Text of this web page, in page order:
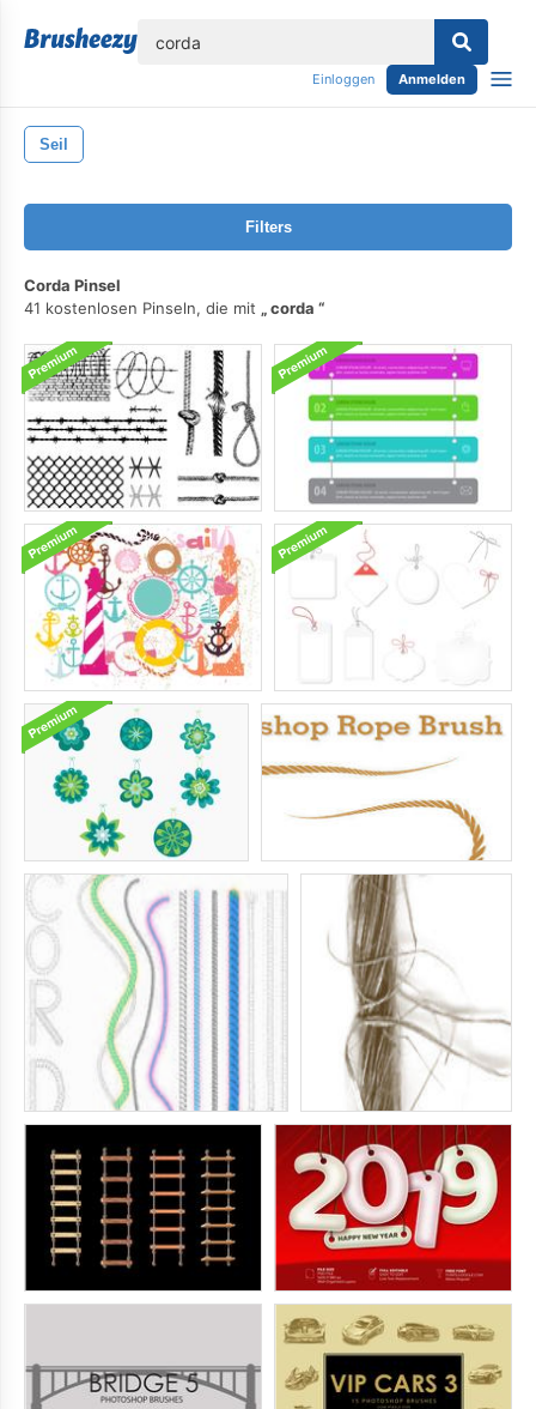
Einloggen Anmelden
Seil
Filters
Corda Pinsel
41 kostenlosen Pinseln, die mit
corda